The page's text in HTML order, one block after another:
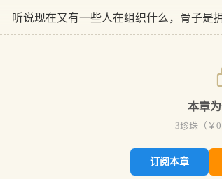
现在又有一些人在组织什么，骨子是
本章
3珍珠（￥
订阅本章